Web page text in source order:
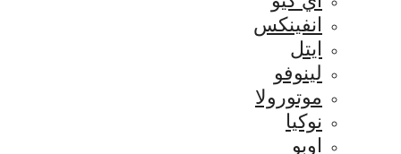
انفينكس
ايتل
لينوفو
موتورولا
نوكيا
اوبو